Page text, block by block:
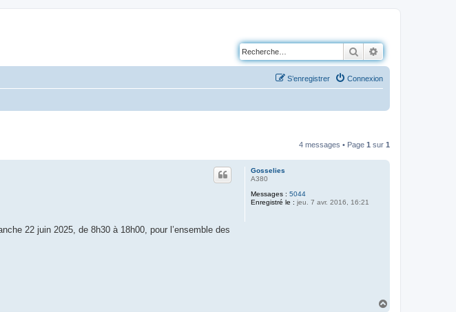
Rechercher
Connexion
S’enregistrer
4 messages • Page 1 sur 1
Gosselies
A380
Messages : 5044
Enregistré le : jeu. 7 avr. 2016, 16:21
22 juin 2025, de 8h30 à 18h00, pour l’ensemble des